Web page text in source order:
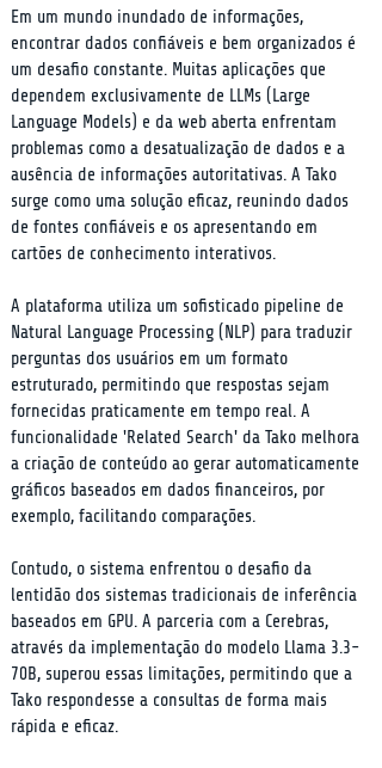
Em um mundo inundado de informações,
encontrar dados confiáveis e bem organizados é
um desafio constante. Muitas aplicações que
dependem exclusivamente de LLMs (Large
Language Models) e da web aberta enfrentam
problemas como a desatualização de dados e a
ausência de informações autoritativas. A Tako
surge como uma solução eficaz, reunindo dados
de fontes confiáveis e os apresentando em
cartões de conhecimento interativos.
A plataforma utiliza um sofisticado pipeline de
Natural Language Processing (NLP) para traduzir
perguntas dos usuários em um formato
estruturado, permitindo que respostas sejam
fornecidas praticamente em tempo real. A
funcionalidade 'Related Search' da Tako melhora
a criação de conteúdo ao gerar automaticamente
gráficos baseados em dados financeiros, por
exemplo, facilitando comparações.
Contudo, o sistema enfrentou o desafio da
lentidão dos sistemas tradicionais de inferência
baseados em GPU. A parceria com a Cerebras,
através da implementação do modelo Llama 3.3-
70B, superou essas limitações, permitindo que a
Tako respondesse a consultas de forma mais
rápida e eficaz.